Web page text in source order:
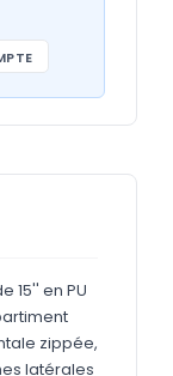
15'' en PU
zippée,
latérales